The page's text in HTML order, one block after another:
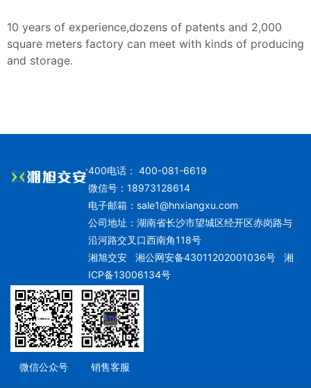
10 years of experience,dozens of patents and 2,000
square meters factory can meet with kinds of producing
and storage.
400电话： 400-081-6619
微信号：18973128614
电子邮箱： sale1@hnxiangxu.com
公司地址：湖南省长沙市望城区经开区赤岗路与
沿河路交叉口西南角118号
湘旭交安湘公网安备43011202001036号
湘
ICP备13006134号
微信公众号 销售客服